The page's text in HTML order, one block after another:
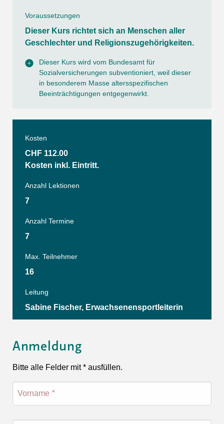
Voraussetzungen
Dieser Kurs richtet sich an Menschen aller
Geschlechter und Religionszugehörigkeiten.
Dieser Kurs wird vom Bundesamt für
Sozialversicherungen subventioniert, weil dieser
in besonderem Masse altersspezifischen
Beeinträchtigungen entgegenwirkt.
Kosten
CHF 112.00
Kosten inkl. Eintritt.
Anzahl Lektionen
7
Anzahl Termine
7
Max. Teilnehmer
16
Leitung
Sabine Fischer, Erwachsenensportleiterin
Anmeldung
Bitte alle Felder mit * ausfüllen.
Vorname *